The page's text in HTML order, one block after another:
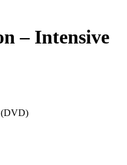
– Intensive
(DVD)